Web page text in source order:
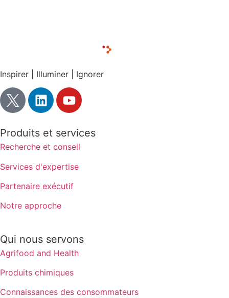
Inspirer | Illuminer | Ignorer
Produits et services
Recherche et conseil
Services d'expertise
Partenaire exécutif
Notre approche
Qui nous servons
Agrifood and Health
Produits chimiques
Connaissances des consommateurs